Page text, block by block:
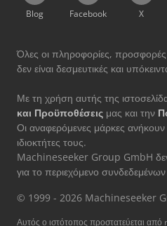
Blog Facebook X
Όλες οι πληροφορίες, προσφορές
δεν είναι δεσμευτικές και
Με τη χρήση αυτής της
και Προϋποθέσεις μας και την
Οι αναφερόμενες μάρκες ανήκουν
ιδιοκτήτες τους.
Machineseeker Group GmbH
για το περιεχόμενο
© 1999 - 2026 Machineseeker
Αυτός ο ιστότοπος προστατεύεται από